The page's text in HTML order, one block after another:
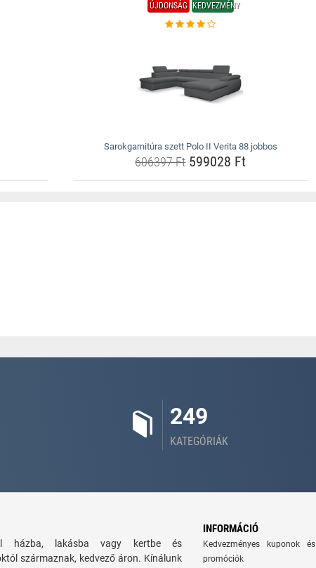
ÚJDONSÁG KEDVEZMÉNY
Sarokgarnitúra szett Polo II Verita 88 jobbos
606397 Ft599028 Ft
249
KATEGÓRIÁK
házba, lakásba vagy kertbe és
származnak, kedvező áron. Kínálunk
INFORMÁCIÓ
Kedvezményes kuponok és
promóciók